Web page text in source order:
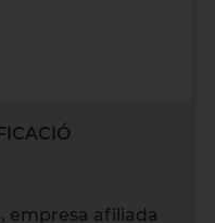
empresa afiliada